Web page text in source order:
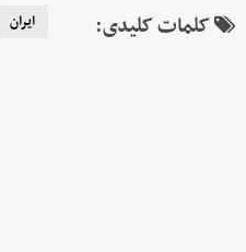
کلمات کلیدی: ایران